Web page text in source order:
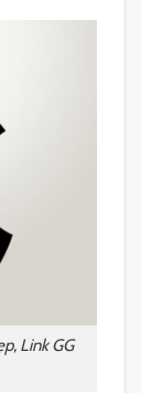
Link GG